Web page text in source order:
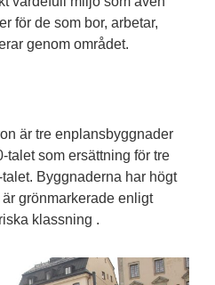
för de som bor, arbetar,
genom området.
är tre enplansbyggnader
talet som ersättning för tre
Byggnaderna har högt
grönmarkerade enligt
klassning .